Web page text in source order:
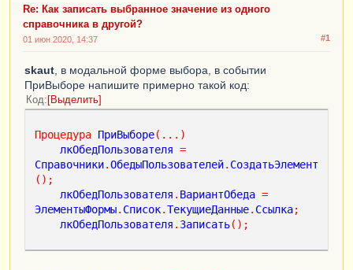
Re: Как записать выбранное значение из одного
справочника в другой?
#1
01 июн 2020, 14:37
skaut , в модальной форме выбора, в событии
ПриВыборе напишите примерно такой код:
Код Выделить
Процедура ПриВыборе(...)
лкОбедПользователя =
Справочники.ОбедыПользователей. СоздатьЭлемент
();
лкОбедПользователя . ВариантОбеда =
ЭлементыФормы. Список.ТекущиеДанные. Ссылка;
лкОбедПользователя . Записать();